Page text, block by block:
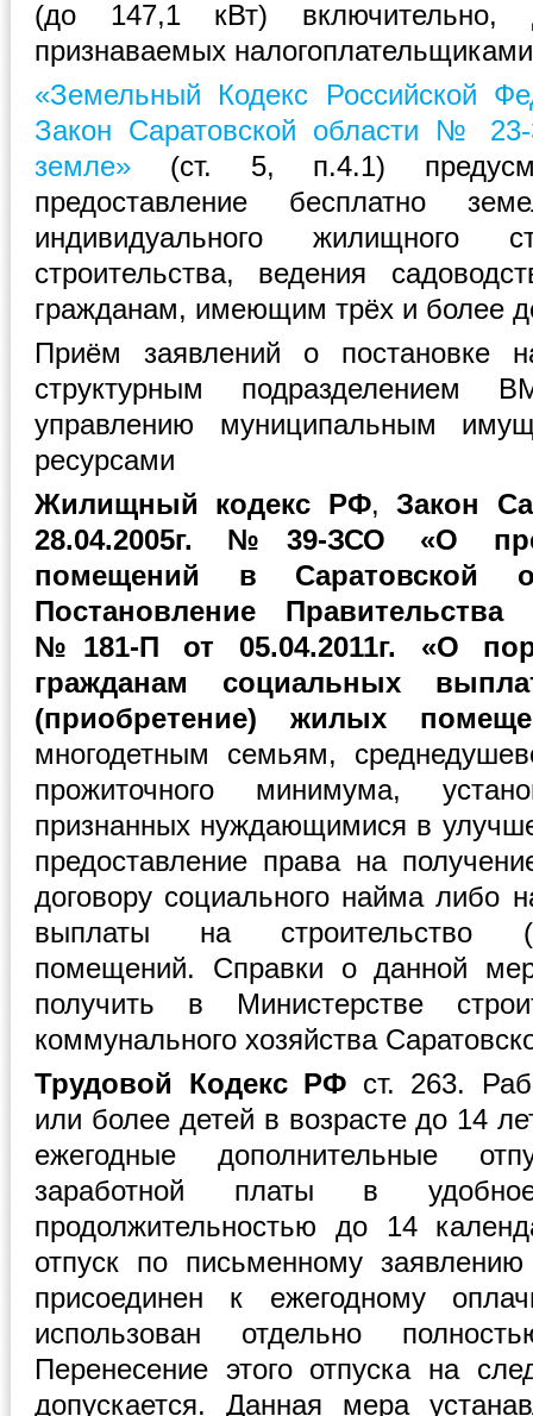
(до 147,1 кВт) включительно,
признаваемых
«Земельный Кодекс Российской
Закон Саратовской области №
земле» (ст. 5, п.4.1)
предоставление бесплатно
индивидуального жилищного
строительства, ведения
гражданам, имеющим трёх и более
Приём заявлений о постановке
структурным
управлению муниципальным
ресурсами
Жилищный кодекс РФ,Закон
28.04.2005г. №39-ЗСО «О
помещений в Саратовской
Постановление Правительства
№181-П от 05.04.2011г. «О
гражданам социальных
(приобретение) жилых
многодетным семьям,
прожиточного минимума,
признанных нуждающимися в
предоставление права на
договору социального найма либо
выплаты на строительство
помещений. Справки о данной
получить в Министерстве
коммунального хозяйства
Трудовой Кодекс РФ ст. 263.
или более детей в возрасте до 14
ежегодные дополнительные
заработной платы в
продолжительностью до 14
отпуск по письменному
присоединен к ежегодному
использован отдельно
Перенесение этого отпуска на
допускается. Данная мера